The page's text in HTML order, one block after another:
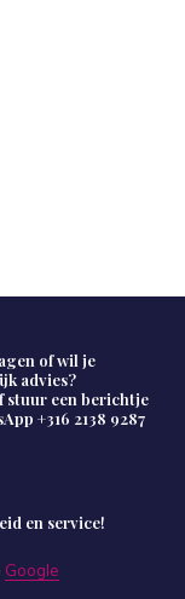
of wil je
advies?
stuur een berichtje
+316 2138 9287
en service!
Google